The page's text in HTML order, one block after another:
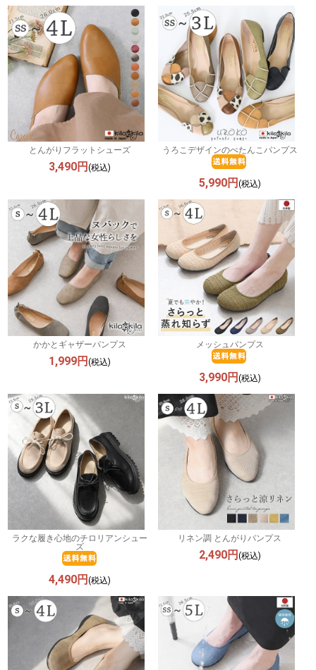
とんがりフラットシューズ
3,490円(税込)
うろこデザインのぺたんこパンプス
5,990円 (税込)
かかとギャザーパンプス
1,999円(税込)
メッシュパンプス
3,990円 (税込)
ラクな履き心地のチロリアンシュー
ズ
4,490円(税込)
リネン調 とんがりパンプス
2,490円 (税込)